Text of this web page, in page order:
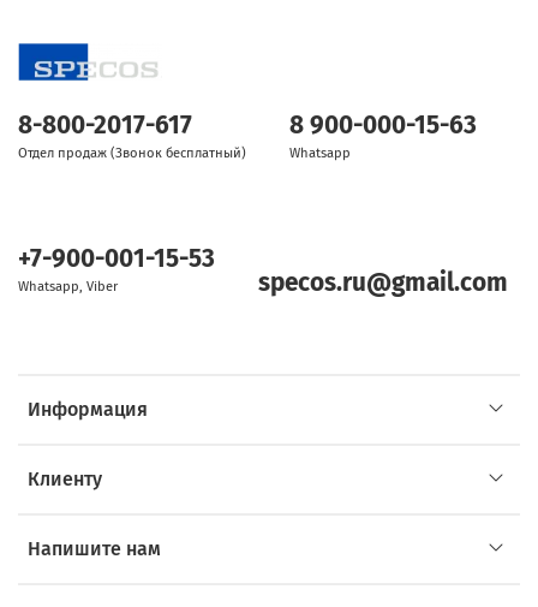
Информация
Клиенту
Напишите нам
8-800-2017-617
Отдел продаж (Звонок бесплатный)
8 900-000-15-63
Whatsapp
+7-900-001-15-53
Whatsapp, Viber specos.ru@gmail.com